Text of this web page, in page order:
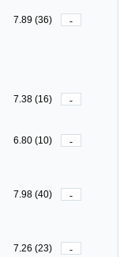
7.89 (36)
-
7.38 (16)
-
6.80 (10)
-
7.98 (40)
-
7.26 (23)
-